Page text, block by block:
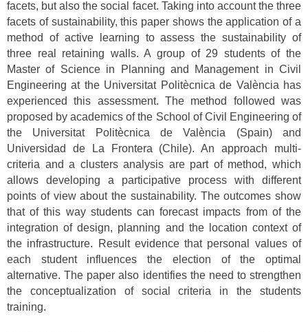
facets, but also the social facet. Taking into account the three
facets of sustainability, this paper shows the application of a
method of active learning to assess the sustainability of
three real retaining walls. A group of 29 students of the
Master of Science in Planning and Management in Civil
Engineering at the Universitat Politècnica de València has
experienced this assessment. The method followed was
proposed by academics of the School of Civil Engineering of
the Universitat Politècnica de València (Spain) and
Universidad de La Frontera (Chile). An approach multi-
criteria and a clusters analysis are part of method, which
allows developing a participative process with different
points of view about the sustainability. The outcomes show
that of this way students can forecast impacts from of the
integration of design, planning and the location context of
the infrastructure. Result evidence that personal values of
each student influences the election of the optimal
alternative. The paper also identifies the need to strengthen
the conceptualization of social criteria in the students
training.